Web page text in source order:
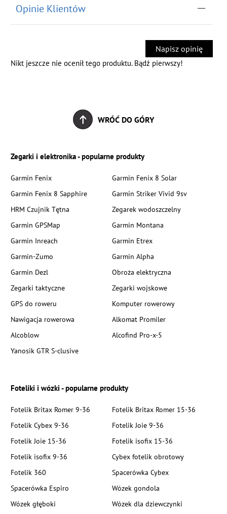
Opinie Klientów
Napisz opinię
Nikt jeszcze nie ocenił tego produktu. Bądź pierwszy!
WRÓĆ DO GÓRY
Zegarki i elektronika - popularne produkty
Garmin Fenix
Garmin Fenix 8 Solar
Garmin Fenix 8 Sapphire
Garmin Striker Vivid 9sv
HRM Czujnik Tętna
Zegarek wodoszczelny
Garmin GPSMap
Garmin Montana
Garmin Inreach
Garmin Etrex
Garmin-Zumo
Garmin Alpha
Garmin Dezl
Obroża elektryczna
Zegarki taktyczne
Zegarki wojskowe
GPS do roweru
Komputer rowerowy
Nawigacja rowerowa
Alkomat Promiler
Alcoblow
Alcofind Pro-x-5
Yanosik GTR S-clusive
Foteliki i wózki - popularne produkty
Fotelik Britax Romer 9-36
Fotelik Britax Romer 15-36
Fotelik Cybex 9-36
Fotelik Joie 9-36
Fotelik Joie 15-36
Fotelik isofix 15-36
Fotelik isofix 9-36
Cybex fotelik obrotowy
Fotelik 360
Spacerówka Cybex
Spacerówka Espiro
Wózek gondola
Wózek głęboki
Wózek dla dziewczynki